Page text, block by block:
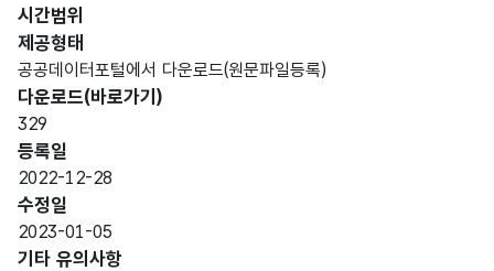
접수
처리
구분
가변
시간범위
제공형태
공공데이터포털에서 다운로드(원문파일등록)
다운로드(바로가기)
329
등록일
2022-12-28
수정일
2023-01-05
기타 유의사항